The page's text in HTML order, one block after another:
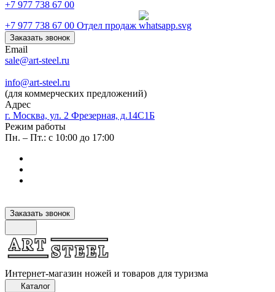
+7 977 738 67 00
+7 977 738 67 00 Отдел продаж
Заказать звонок
Email
sale@art-steel.ru
info@art-steel.ru
(для коммерческих предложений)
Адрес
г. Москва, ул. 2 Фрезерная, д.14С1Б
Режим работы
Пн. – Пт.: с 10:00 до 17:00
Заказать звонок
Интернет-магазин ножей и товаров для туризма
Каталог